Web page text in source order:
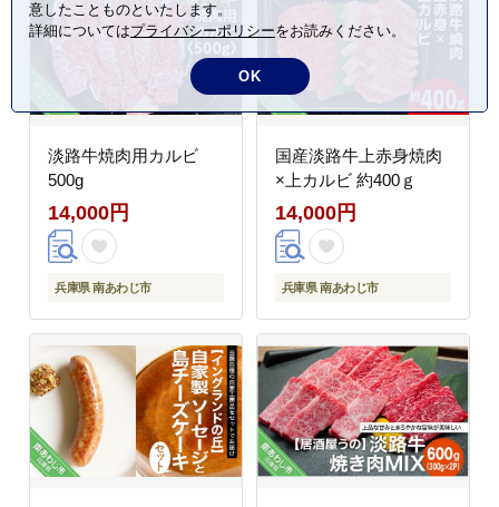
淡路牛焼肉用カルビ
500g
14,000円
兵庫県 南あわじ市
国産淡路牛上赤身焼肉
×上カルビ 約400ｇ
14,000円
兵庫県 南あわじ市
意したことものといたします。
詳細についてはプライバシーポリシーをお読みください。
OK